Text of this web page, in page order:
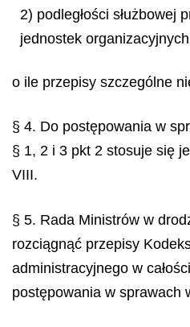
2) podległości służbowej
jednostek
o ile przepisy szczególne
§ 4. Do postępowania w
§ 1, 2 i 3 pkt 2 stosuje się
VIII.
§ 5. Rada Ministrów w
rozciągnąć przepisy
administracyjnego w
postępowania w sprawach